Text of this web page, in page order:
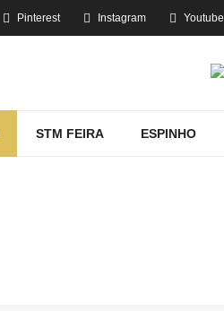
Pinterest Instagram Youtube
STM FEIRA ESPINHO